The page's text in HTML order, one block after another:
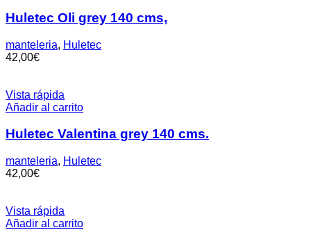
Huletec Oli grey 140 cms,
manteleria, Huletec
42,00€
Vista rápida
Añadir al carrito
Huletec Valentina grey 140 cms.
manteleria, Huletec
42,00€
Vista rápida
Añadir al carrito